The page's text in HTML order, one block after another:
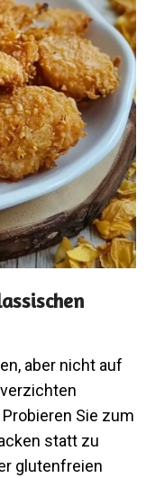
aber nicht auf
Sie zum
statt zu
glutenfreien